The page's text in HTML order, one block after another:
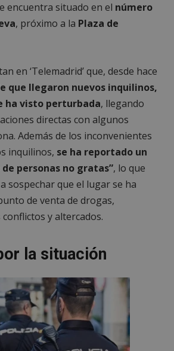
encuentra situado en el número
, próximo a la Plaza de
en ‘Telemadrid’ que, desde hace
que llegaron nuevos inquilinos,
ha visto perturbada, llegando
directas con algunos
Además de los inconvenientes
inquilinos, se ha reportado un
personas no gratas”, lo que
sospechar que el lugar se ha
de venta de drogas,
y altercados.
la situación